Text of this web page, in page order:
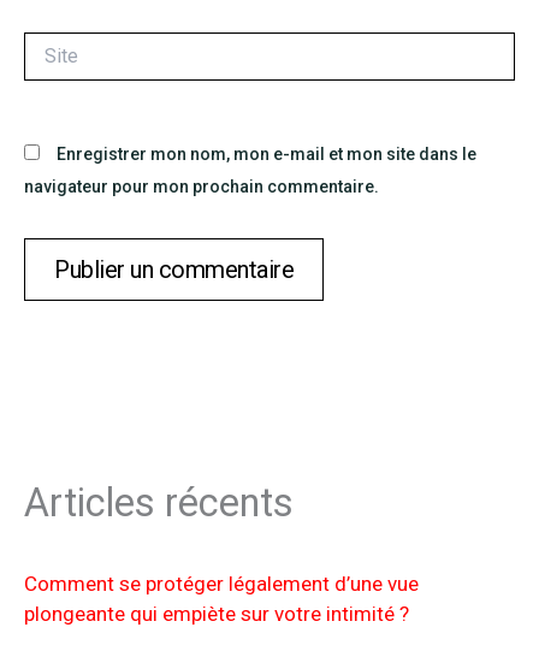
Enregistrer mon nom, mon e-mail et mon site dans le
navigateur pour mon prochain commentaire.
Articles récents
Comment se protéger légalement d’une vue
plongeante qui empiète sur votre intimité ?